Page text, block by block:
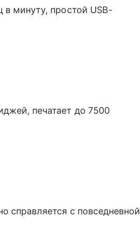
минуту, простой USB-
печатает до 7500
справляется с повседневной